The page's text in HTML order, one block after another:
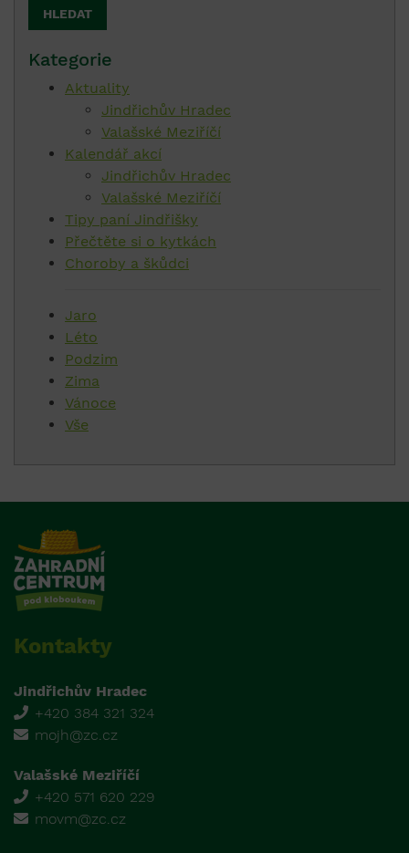
Kategorie
Aktuality
Jindřichův Hradec
Valašské Meziříčí
Kalendář akcí
Jindřichův Hradec
Valašské Meziříčí
Tipy paní Jindřišky
Přečtěte si o kytkách
Choroby a škůdci
Jaro
Léto
Podzim
Zima
Vánoce
Vše
Kontakty
Jindřichův Hradec
+420 384 321 324
mojh@zc.cz
Valašské Meziříčí
+420 571 620 229
movm@zc.cz